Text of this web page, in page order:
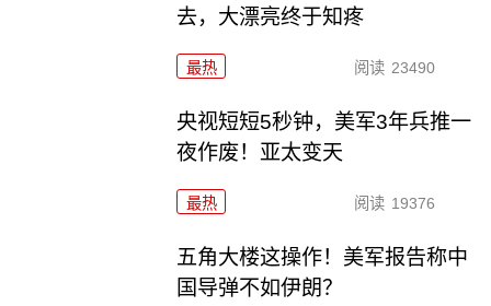
去，大漂亮终于知疼
最热 阅读 23490
央视短短5秒钟，美军3年兵推一
夜作废！亚太变天
最热 阅读 19376
五角大楼这操作！美军报告称中
国导弹不如伊朗？